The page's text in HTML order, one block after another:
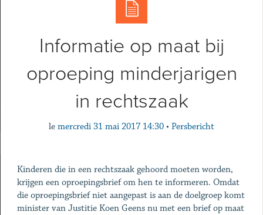
​Informatie op maat bij
oproeping minderjarigen
in rechtszaak
le mercredi 31 mai 2017 14:30 • Persbericht
Kinderen die in een rechtszaak gehoord moeten worden,
krijgen een oproepingsbrief om hen te informeren. Omdat
die oproepingsbrief niet aangepast is aan de doelgroep komt
minister van Justitie Koen Geens nu met een brief op maat